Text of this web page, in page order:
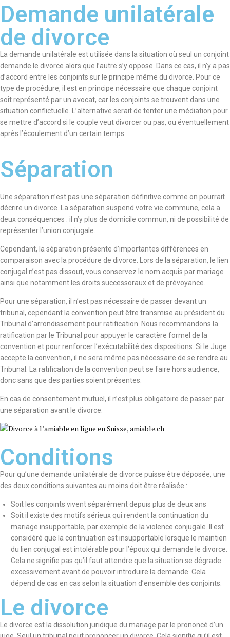
Demande unilatérale
de divorce
La demande unilatérale est utilisée dans la situation où seul un conjoint
demande le divorce alors que l’autre s’y oppose. Dans ce cas, il n’y a pas
d’accord entre les conjoints sur le principe même du divorce. Pour ce
type de procédure, il est en principe nécessaire que chaque conjoint
soit représenté par un avocat, car les conjoints se trouvent dans une
situation conflictuelle. L’alternative serait de tenter une médiation pour
se mettre d’accord si le couple veut divorcer ou pas, ou éventuellement
après l’écoulement d’un certain temps.
Séparation
Une séparation n’est pas une séparation définitive comme on pourrait
décrire un divorce. La séparation suspend votre vie commune, cela a
deux conséquences : il n’y plus de domicile commun, ni de possibilité de
représenter l’union conjugale.
Cependant, la séparation présente d’importantes différences en
comparaison avec la procédure de divorce. Lors de la séparation, le lien
conjugal n’est pas dissout, vous conservez le nom acquis par mariage
ainsi que notamment les droits successoraux et de prévoyance.
Pour une séparation, il n’est pas nécessaire de passer devant un
tribunal, cependant la convention peut être transmise au président du
Tribunal d’arrondissement pour ratification. Nous recommandons la
ratification par le Tribunal pour appuyer le caractère formel de la
convention et pour renforcer l’exécutabilité des dispositions. Si le Juge
accepte la convention, il ne sera même pas nécessaire de se rendre au
Tribunal. La ratification de la convention peut se faire hors audience,
donc sans que des parties soient présentes.
En cas de consentement mutuel, il n’est plus obligatoire de passer par
une séparation avant le divorce.
Conditions
Pour qu’une demande unilatérale de divorce puisse être déposée, une
des deux conditions suivantes au moins doit être réalisée :
Soit les conjoints vivent séparément depuis plus de deux ans
Soit il existe des motifs sérieux qui rendent la continuation du
mariage insupportable, par exemple de la violence conjugale. Il est
considéré que la continuation est insupportable lorsque le maintien
du lien conjugal est intolérable pour l’époux qui demande le divorce.
Cela ne signifie pas qu’il faut attendre que la situation se dégrade
excessivement avant de pouvoir introduire la demande. Cela
dépend de cas en cas selon la situation d’ensemble des conjoints.
Le divorce
Le divorce est la dissolution juridique du mariage par le prononcé d’un